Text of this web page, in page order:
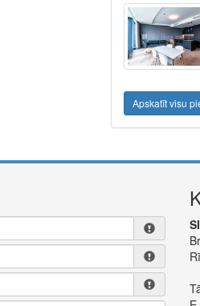
Apskatīt visu